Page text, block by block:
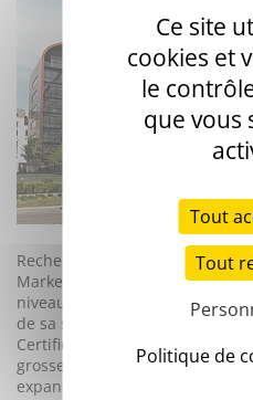
Recherche & Développement,
Marketing, Ventes et
niveaux de la chaîne de
de sa stratégie.
Certifié ISO 13485 et ISO
grosse partie de ses activités
expansion géographique
Ce site
cookies et
le
que vous
Tout
Tout
Politique de